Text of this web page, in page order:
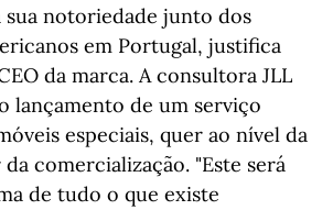
notoriedade junto dos
em Portugal, justifica
da marca. A consultora JLL
lançamento de um serviço
especiais, quer ao nível da
comercialização. "Este será
de tudo o que existe